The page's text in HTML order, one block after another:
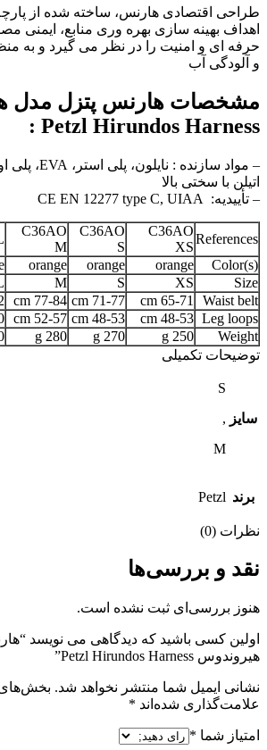
طراحی اقتصادی هارنس، ساخته شده از
اهداف بهینه سازی بهره وری منابع، ایمنی
حرفه ای و امنیت را در نظر می گیرد و به
و آلودگی آب
مشخصات هارنس پتزل مدل
Petzl Hirundos Harness :
– مواد سازنده : نایلون، پلی استر، EVA، پلی
اتیلن با سختی بالا
– تأییدیه:
CE EN 12277 type C, UIAA
References
C36AO
XS
C36AO
S
C36AO
M
Color(s)
orange
orange
orange
Size
XS
S
M
Waist belt
65-71 cm
71-77 cm
77-84 cm
Leg loops
48-53 cm
48-53 cm
52-57 cm
Weight
250 g
270 g
280 g
توضیحات تکمیلی
سایز
S
,
M
برند Petzl
نظرات (0)
نقد و بررسی‌ها
هنوز بررسی‌ای ثبت نشده است.
اولین کسی باشید که دیدگاهی می نویسد
هیروندوس Petzl Hirundos Harness”
نشانی ایمیل شما منتشر نخواهد شد. بخش‌های
علامت‌گذاری شده‌اند *
امتیاز شما *